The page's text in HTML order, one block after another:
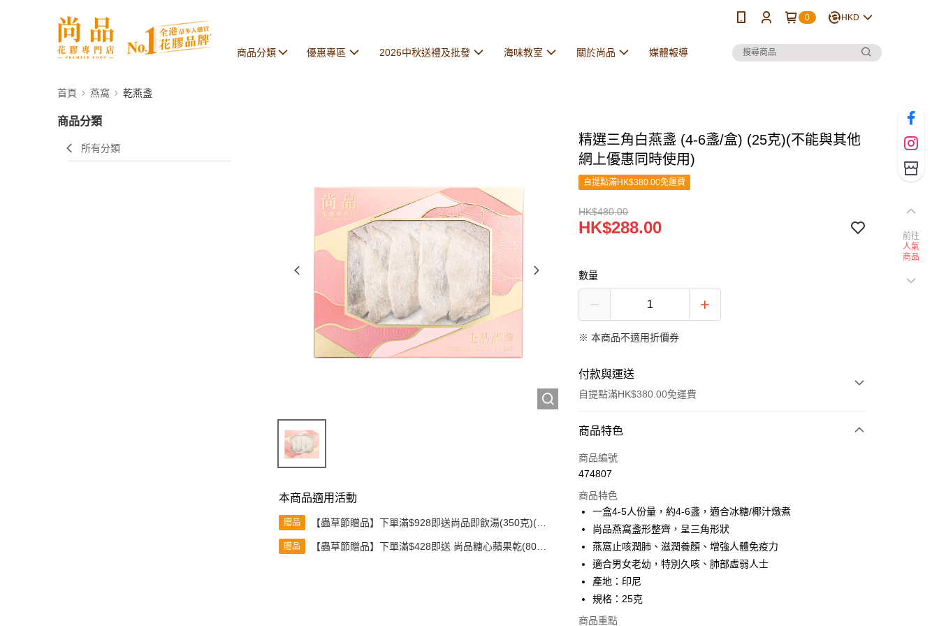
0 HKD
商品分類 優惠專區 2026中秋送禮及批發 海味教室 關於尚品 媒體報導
首頁 燕窩 乾燕盞
商品分類
所有分類
本商品適用活動
贈品
【蟲草節贈品】下單滿$928即送尚品即飲湯(350克)(款
贈品
【蟲草節贈品】下單滿$428即送 尚品糖心蘋果乾(80
精選三角白燕盞 (4-6盞/盒) (25克)(不能與其他
網上優惠同時使用)
自提點滿HK$380.00免運費
HK$480.00
HK$288.00
數量
※ 本商品不適用折價券
付款與運送
自提點滿HK$380.00免運費
付款方式
信用卡
Google Pay
AlipayHK
PayMe
WeChat Pay
商品特色
商品編號
474807
商品特色
一盒4-5人份量，約4-6盞，適合冰糖/椰汁燉煮
尚品燕窩盞形整齊，呈三角形狀
燕窩止咳潤肺、滋潤養顏、增強人體免疫力
適合男女老幼，特別久咳、肺部虛弱人士
產地：印尼
規格：25克
商品重點
前往
人氣
商品